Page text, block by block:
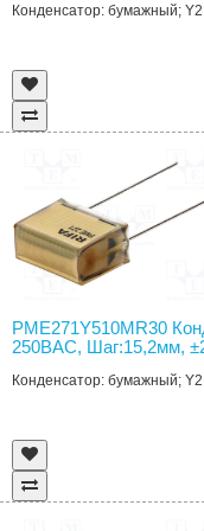
Конденсатор: бумажный;
PME271Y510MR30
250ВAC, Шаг:15,2мм,
Конденсатор: бумажный;